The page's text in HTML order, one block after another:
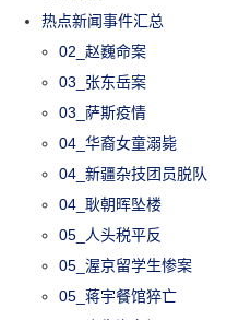
热点新闻事件汇总
02_赵巍命案
03_张东岳案
03_萨斯疫情
04_华裔女童溺毙
04_新疆杂技团员脱队
04_耿朝晖坠楼
05_人头税平反
05_渥京留学生惨案
05_蒋宇餐馆猝亡